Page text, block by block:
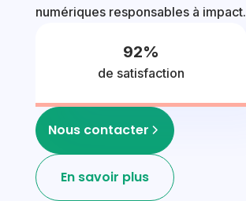
numériques responsables à impact.
92%
de satisfaction
Nous contacter
En savoir plus